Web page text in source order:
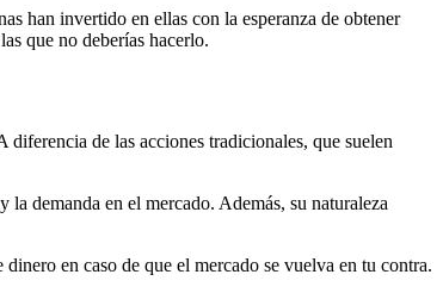
han invertido en ellas con la esperanza de obtener
que no deberías hacerlo.
diferencia de las acciones tradicionales, que suelen
demanda en el mercado. Además, su naturaleza
en caso de que el mercado se vuelva en tu contra.